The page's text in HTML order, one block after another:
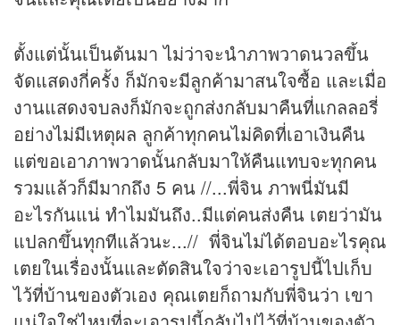
ตั้งแต่นั้นเป็นต้นมา ไม่ว่าจะนำภาพวาดนวลขึ้น
จัดแสดงกี่ครั้ง ก็มักจะมีลูกค้ามาสนใจซื้อ และเมื่อ
งานแสดงจบลงก็มักจะถูกส่งกลับมาคืนที่แกลลอรี่
อย่างไม่มีเหตุผล ลูกค้าทุกคนไม่คิดที่เอาเงินคืน
แต่ขอเอาภาพวาดนั้นกลับมาให้คืนแทบจะทุกคน
รวมแล้วก็มีมากถึง 5 คน //...พี่จิน ภาพนี่มันมี
อะไรกันแน่ ทำไมมันถึง..มีแต่คนส่งคืน เตยว่ามัน
แปลกขึ้นทุกทีแล้วนะ...// พี่จินไม่ได้ตอบอะไรคุณ
เตยในเรื่องนั้นและตัดสินใจว่าจะเอารูปนี้ไปเก็บ
ไว้ที่บ้านของตัวเอง คุณเตยก็ถามกับพี่จินว่า เขา